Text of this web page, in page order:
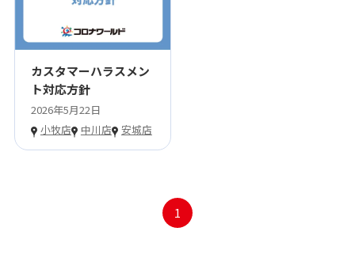
カスタマーハラスメン
ト対応方針
2026年5月22日
小牧店
中川店 安城店
1